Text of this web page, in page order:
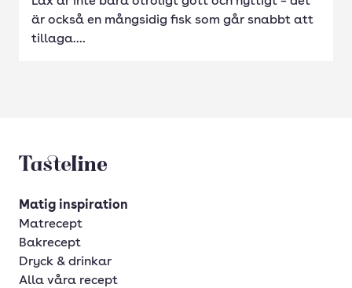
är också en mångsidig fisk som går snabbt att
tillaga....
Tasteline startsida
Matig inspiration
Matrecept
Bakrecept
Dryck & drinkar
Alla våra recept